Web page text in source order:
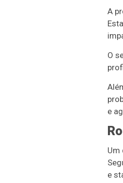
A
O
e
Um
e